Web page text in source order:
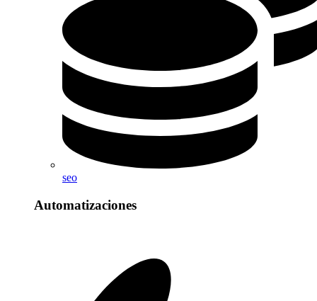
seo
Automatizaciones